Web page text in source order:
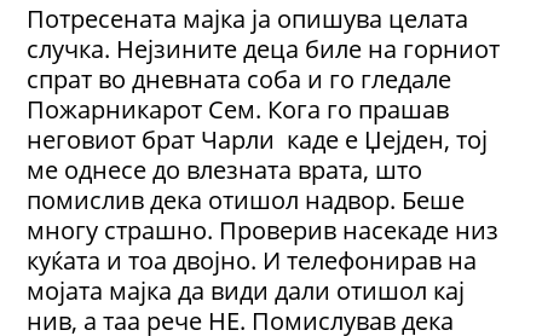
Потресената мајка ја опишува целата
случка. Нејзините деца биле на горниот
спрат во дневната соба и го гледале
Пожарникарот Сем. Кога го прашав
неговиот брат Чарли каде е Џејден, тој
ме однесе до влезната врата, што
помислив дека отишол надвор. Беше
многу страшно. Проверив насекаде низ
куќата и тоа двојно. И телефонирав на
мојата мајка да види дали отишол кај
нив, а таа рече НЕ. Помислував дека